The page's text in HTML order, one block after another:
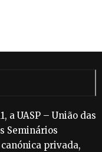
a UASP – União das
Seminários
privada,